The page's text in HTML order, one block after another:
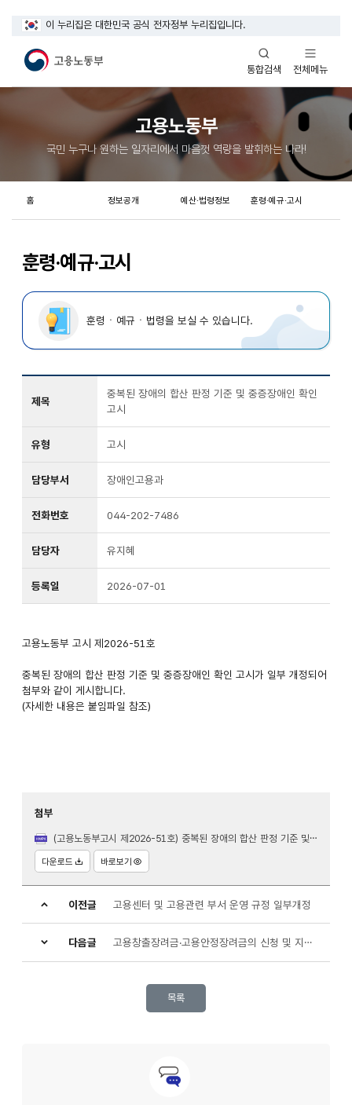
이 누리집은 대한민국 공식 전자정부 누리집입니다.
통합검색
열기
전체메뉴
열기
고용노동부
국민 누구나 원하는 일자리에서 마음껏 역량을 발휘하는 나라!
훈령·예규·고시
홈 정보공개 예산·법령정보 훈령·예규·고시
훈령ㆍ예규ㆍ법령을 보실 수 있습니다.
제목
중복된 장애의 합산 판정 기준 및 중증장애인 확인
고시
유형 고시
담당부서 장애인고용과
전화번호 044-202-7486
담당자 유지혜
등록일 2026-07-01
고용노동부 고시 제2026-51호
중복된 장애의 합산 판정 기준 및 중증장애인 확인 고시가 일부 개정되어
첨부와 같이 게시합니다.
(자세한 내용은 붙임파일 참조)
첨부
(고용노동부고시 제2026-51호) 중복된 장애의 합산 판정 기준 및 중증장애인 확인 고시.hwpx
다운로드 바로보기
이전글 고용센터 및 고용관련 부서 운영 규정 일부개정
다음글 고용창출장려금·고용안정장려금의 신청 및 지급에 관한 규정 일부개정
목록